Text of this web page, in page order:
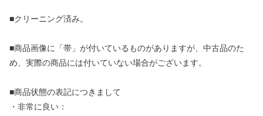
■クリーニング済み。
■商品画像に「帯」が付いているものがありますが、中古品のた
め、実際の商品には付いていない場合がございます。
■商品状態の表記につきまして
・非常に良い：